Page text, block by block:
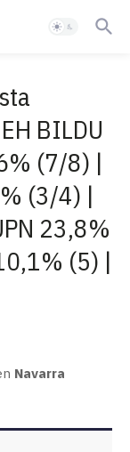
BILDU
(7/8) |
(3/4) |
23,8%
(5) |
Navarra